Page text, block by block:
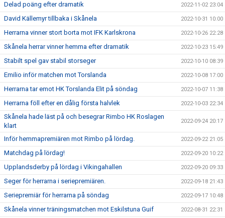
Delad poäng efter dramatik 2022-11-02 23:04
David Källemyr tillbaka i Skånela 2022-10-31 10:00
Herrarna vinner stort borta mot IFK Karlskrona 2022-10-26 22:28
Skånela herrar vinner hemma efter dramatik 2022-10-23 15:49
Stabilt spel gav stabil storseger 2022-10-10 08:39
Emilio inför matchen mot Torslanda 2022-10-08 17:00
Herrarna tar emot HK Torslanda Elit på söndag 2022-10-07 11:38
Herrarna föll efter en dålig första halvlek 2022-10-03 22:34
Skånela hade läst på och besegrar Rimbo HK Roslagen
klart
2022-09-24 20:17
Inför hemmapremiären mot Rimbo på lördag. 2022-09-22 21:05
Matchdag på lördag! 2022-09-20 10:22
Upplandsderby på lördag i Vikingahallen 2022-09-20 09:33
Seger för herrarna i seriepremiären. 2022-09-18 21:43
Seriepremiär för herrarna på söndag 2022-09-17 10:48
Skånela vinner träningsmatchen mot Eskilstuna Guif 2022-08-31 22:31